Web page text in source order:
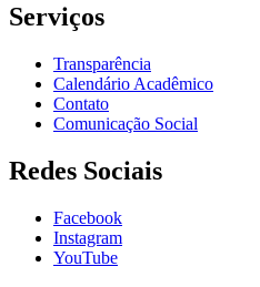
Serviços
Transparência
Calendário Acadêmico
Contato
Comunicação Social
Redes Sociais
Facebook
Instagram
YouTube